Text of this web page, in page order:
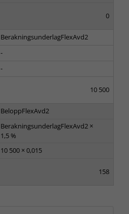
0
BerakningsunderlagFlexAvd2
-
-
10 500
BeloppFlexAvd2
BerakningsunderlagFlexAvd2 ×
1,5 %
10 500 × 0,015
158